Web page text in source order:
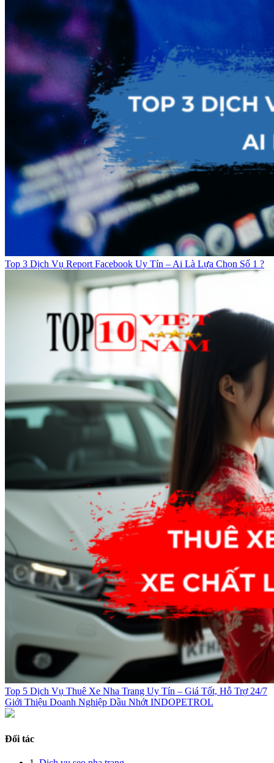
Top 3 Dịch Vụ Report Facebook Uy Tín – Ai Là Lựa Chọn Số 1 ?
Top 5 Dịch Vụ Thuê Xe Nha Trang Uy Tín – Giá Tốt, Hỗ Trợ 24/7
Giới Thiệu Doanh Nghiệp Dầu Nhớt INDOPETROL
Đối tác